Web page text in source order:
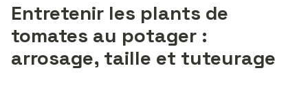
Entretenir les plants de
tomates au potager :
arrosage, taille et tuteurage